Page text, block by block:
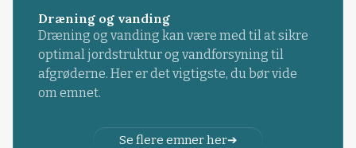
Dræning og vanding
Dræning og vanding kan være med til at sikre
optimal jordstruktur og vandforsyning til
afgrøderne. Her er det vigtigste, du bør vide
om emnet.
Se flere emner her